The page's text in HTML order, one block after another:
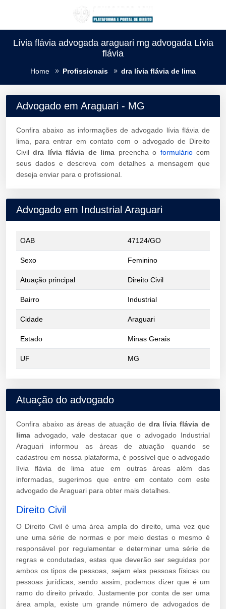
Lívia flávia advogada araguari mg advogada Lívia
flávia
Home Profissionais dra lívia flávia de lima
Advogado em Araguari - MG
Confira abaixo as informações de advogado lívia flávia de
lima, para entrar em contato com o advogado de Direito
Civildra lívia flávia de lima preencha o formuláriocom
seus dados e descreva com detalhes a mensagem que
deseja enviar para o profissional.
Advogado em Industrial Araguari
OAB 47124/GO
Sexo Feminino
Atuação principal Direito Civil
Bairro Industrial
Cidade Araguari
Estado Minas Gerais
UF MG
Atuação do advogado
Confira abaixo as áreas de atuação de dra lívia flávia de
lima advogado, vale destacar que o advogado Industrial
Araguari informou as áreas de atuação quando se
cadastrou em nossa plataforma, é possível que o advogado
lívia flávia de lima atue em outras áreas além das
informadas, sugerimos que entre em contato com este
advogado de Araguari para obter mais detalhes.
Direito Civil
O Direito Civil é uma área ampla do direito, uma vez que
une uma série de normas e por meio destas o mesmo é
responsável por regulamentar e determinar uma série de
regras e condutadas, estas que deverão ser seguidas por
ambos os tipos de pessoas, sejam elas pessoas físicas ou
pessoas jurídicas, sendo assim, podemos dizer que é um
ramo do direito privado. Justamente por conta de ser uma
área ampla, existe um grande número de advogados de